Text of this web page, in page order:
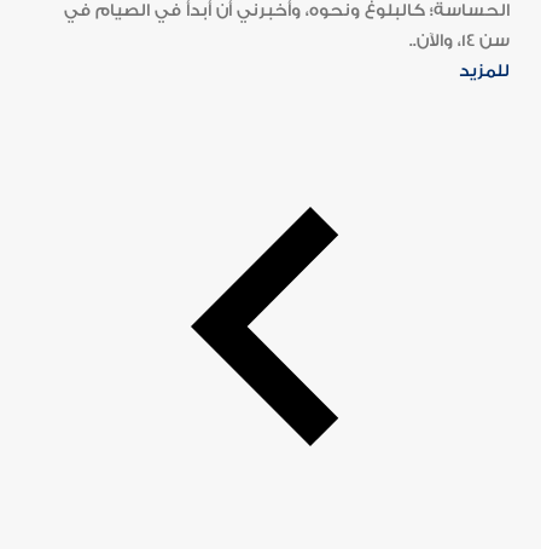
الحساسة؛ كالبلوغ ونحوه، وأخبرني أن أبدأ في الصيام في
سن 14، والآن..
للمزيد